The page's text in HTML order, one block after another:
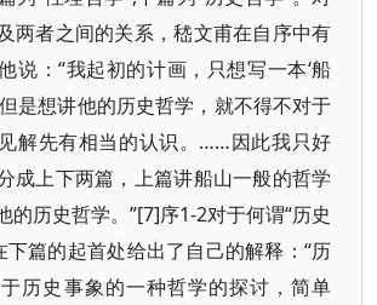
两者之间的关系，嵇文甫在自序中有
说：“我起初的计画，只想写一本‘船
是想讲他的历史哲学，就不得不对于
解先有相当的认识。……因此我只好
成上下两篇，上篇讲船山一般的哲学
的历史哲学。”[7]序1-2对于何谓“历史
下篇的起首处给出了自己的解释：“历
历史事象的一种哲学的探讨，简单